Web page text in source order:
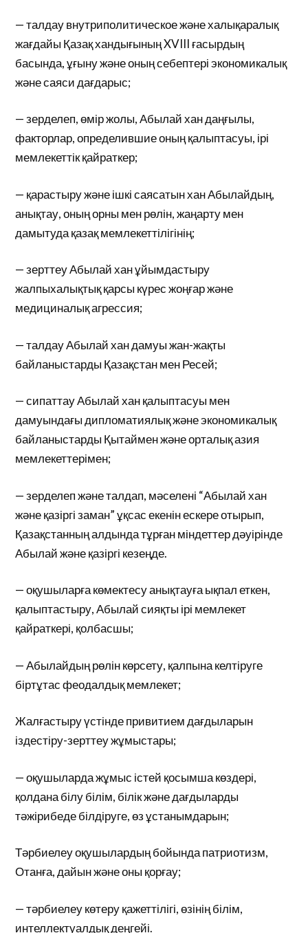
— талдау внутриполитическое және халықаралық
жағдайы Қазақ хандығының XVIII ғасырдың
басында, ұғыну және оның себептері экономикалық
және саяси дағдарыс;
— зерделеп, өмір жолы, Абылай хан даңғылы,
факторлар, определившие оның қалыптасуы, ірі
мемлекеттік қайраткер;
— қарастыру және ішкі саясатын хан Абылайдың,
анықтау, оның орны мен рөлін, жаңарту мен
дамытуда қазақ мемлекеттілігінің;
— зерттеу Абылай хан ұйымдастыру
жалпыхалықтық қарсы күрес жоңғар және
медициналық агрессия;
— талдау Абылай хан дамуы жан-жақты
байланыстарды Қазақстан мен Ресей;
— сипаттау Абылай хан қалыптасуы мен
дамуындағы дипломатиялық және экономикалық
байланыстарды Қытаймен және орталық азия
мемлекеттерімен;
— зерделеп және талдап, мәселені “Абылай хан
және қазіргі заман” ұқсас екенін ескере отырып,
Қазақстанның алдында тұрған міндеттер дәуірінде
Абылай және қазіргі кезеңде.
— оқушыларға көмектесу анықтауға ықпал еткен,
қалыптастыру, Абылай сияқты ірі мемлекет
қайраткері, қолбасшы;
— Абылайдың рөлін көрсету, қалпына келтіруге
біртұтас феодалдық мемлекет;
Жалғастыру үстінде привитием дағдыларын
іздестіру-зерттеу жұмыстары;
— оқушыларда жұмыс істей қосымша көздері,
қолдана білу білім, білік және дағдыларды
тәжірибеде білдіруге, өз ұстанымдарын;
Тәрбиелеу оқушылардың бойында патриотизм,
Отанға, дайын және оны қорғау;
— тәрбиелеу көтеру қажеттілігі, өзінің білім,
интеллектуалдық деңгейі.